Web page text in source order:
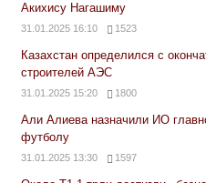
Акихису Нагашиму
31.01.2025 16:10 1523
Казахстан определился с
строителей АЭС
31.01.2025 15:20 1800
Али Алиева назначили ИО
футболу
31.01.2025 13:30 1597